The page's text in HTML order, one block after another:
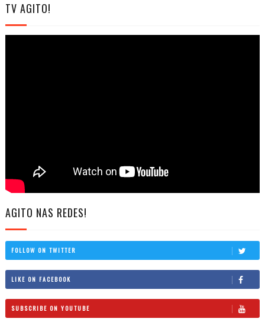
TV AGITO!
AGITO NAS REDES!
FOLLOW ON TWITTER
LIKE ON FACEBOOK
SUBSCRIBE ON YOUTUBE